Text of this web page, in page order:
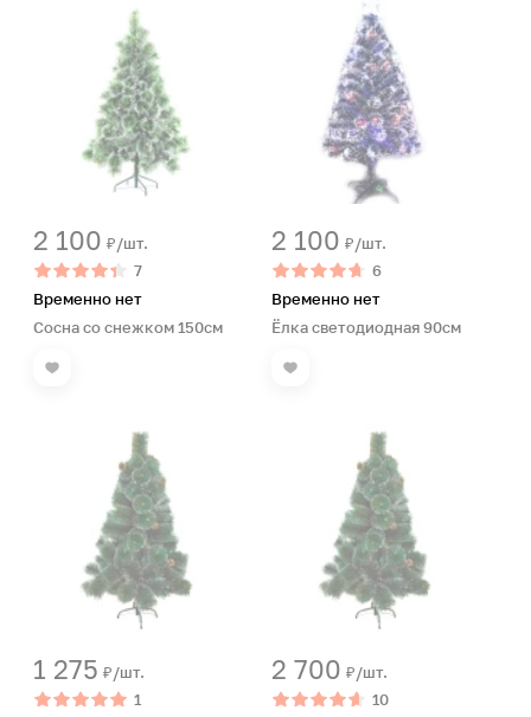
2 100 ₽/шт.
7
Временно нет
Сосна со снежком 150см
2 100 ₽/шт.
6
Временно нет
Ёлка светодиодная 90см
1 275 ₽/шт.
1
2 700 ₽/шт.
10